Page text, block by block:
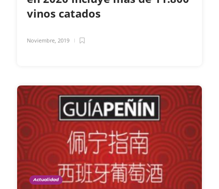
vinos catados
Noviembre, 2019
Actualidad